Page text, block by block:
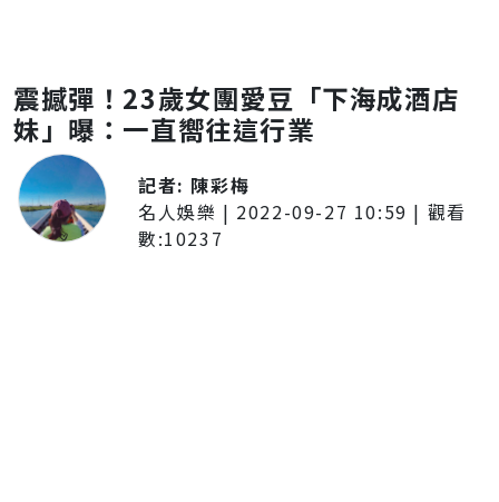
震撼彈！23歲女團愛豆「下海成酒店
妹」曝：一直嚮往這行業
記者: 陳彩梅
名人娛樂 | 2022-09-27 10:59 | 觀看
數:10237